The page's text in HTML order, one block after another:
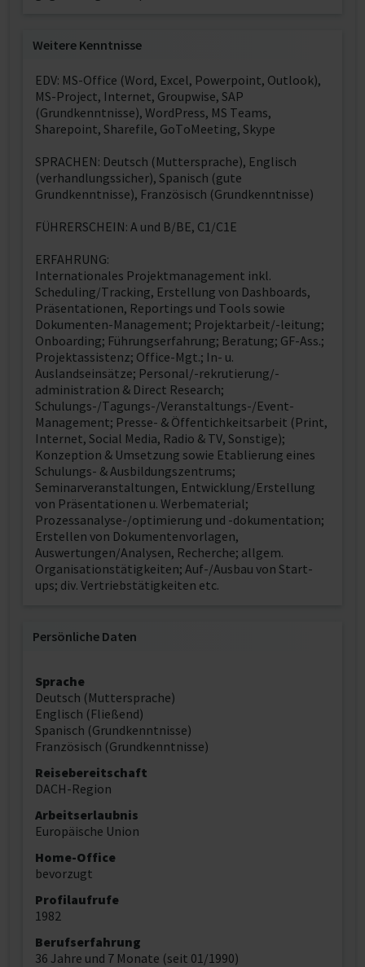
Weitere Kenntnisse
EDV: MS-Office (Word, Excel, Powerpoint, Outlook),
MS-Project, Internet, Groupwise, SAP
(Grundkenntnisse), WordPress, MS Teams,
Sharepoint, Sharefile, GoToMeeting, Skype
SPRACHEN: Deutsch (Muttersprache), Englisch
(verhandlungssicher), Spanisch (gute
Grundkenntnisse), Französisch (Grundkenntnisse)
FÜHRERSCHEIN: A und B/BE, C1/C1E
ERFAHRUNG:
Internationales Projektmanagement inkl.
Scheduling/Tracking, Erstellung von Dashboards,
Präsentationen, Reportings und Tools sowie
Dokumenten-Management; Projektarbeit/-leitung;
Onboarding; Führungserfahrung; Beratung; GF-Ass.;
Projektassistenz; Office-Mgt.; In- u.
Auslandseinsätze; Personal/-rekrutierung/-
administration & Direct Research;
Schulungs-/Tagungs-/Veranstaltungs-/Event-
Management; Presse- & Öffentichkeitsarbeit (Print,
Internet, Social Media, Radio & TV, Sonstige);
Konzeption & Umsetzung sowie Etablierung eines
Schulungs- & Ausbildungszentrums;
Seminarveranstaltungen, Entwicklung/Erstellung
von Präsentationen u. Werbematerial;
Prozessanalyse-/optimierung und -dokumentation;
Erstellen von Dokumentenvorlagen,
Auswertungen/Analysen, Recherche; allgem.
Organisationstätigkeiten; Auf-/Ausbau von Start-
ups; div. Vertriebstätigkeiten etc.
Persönliche Daten
Sprache
Deutsch (Muttersprache)
Englisch (Fließend)
Spanisch (Grundkenntnisse)
Französisch (Grundkenntnisse)
Reisebereitschaft
DACH-Region
Arbeitserlaubnis
Europäische Union
Home-Office
bevorzugt
Profilaufrufe
1982
Berufserfahrung
36 Jahre und 7 Monate (seit 01/1990)